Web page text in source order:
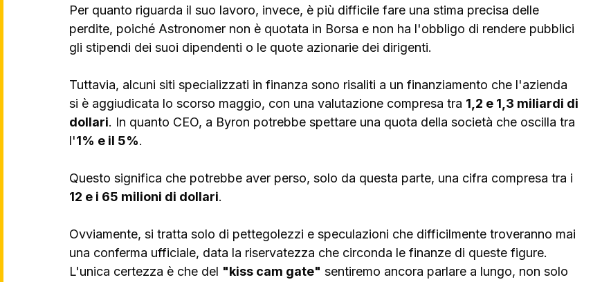
Per quanto riguarda il suo lavoro, invece, è più difficile fare una stima precisa delle
perdite, poiché Astronomer non è quotata in Borsa e non ha l'obbligo di rendere pubblici
gli stipendi dei suoi dipendenti o le quote azionarie dei dirigenti.
Tuttavia, alcuni siti specializzati in finanza sono risaliti a un finanziamento che l'azienda
si è aggiudicata lo scorso maggio, con una valutazione compresa tra 1,2 e 1,3 miliardi di
dollari. In quanto CEO, a Byron potrebbe spettare una quota della società che oscilla tra
l'1% e il 5%.
Questo significa che potrebbe aver perso, solo da questa parte, una cifra compresa tra i
12 e i 65 milioni di dollari.
Ovviamente, si tratta solo di pettegolezzi e speculazioni che difficilmente troveranno mai
una conferma ufficiale, data la riservatezza che circonda le finanze di queste figure.
L'unica certezza è che del "kiss cam gate" sentiremo ancora parlare a lungo, non solo